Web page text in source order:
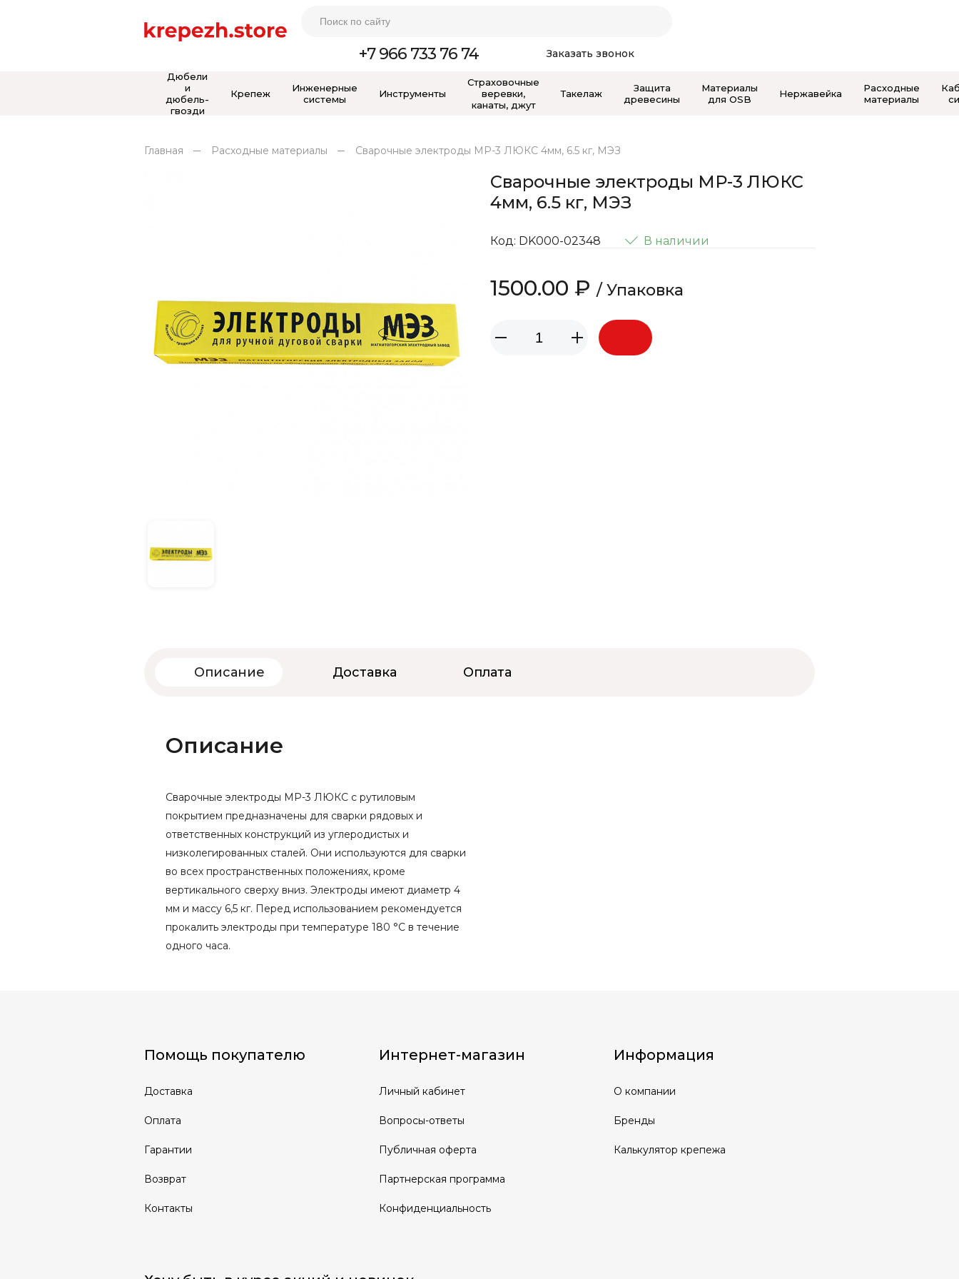
+7 966 733 76 74 Заказать звонок
Дюбели
и
дюбель-
гвозди
Крепеж
Инженерные
системы
Инструменты
Страховочные
веревки,
канаты, джут
Такелаж
Защита
древесины
Материалы
для OSB
Нержавейка
Расходные
материалы
Главная Расходные материалы Сварочные электроды МР-3 ЛЮКС 4мм, 6.5 кг, МЭЗ
Сварочные электроды МР-3 ЛЮКС
4мм, 6.5 кг, МЭЗ
Код: DK000-02348 В наличии
1500.00 ₽ / Упаковка
Описание Доставка Оплата
Описание
Сварочные электроды МР-3 ЛЮКС с рутиловым
покрытием предназначены для сварки рядовых и
ответственных конструкций из углеродистых и
низколегированных сталей. Они используются для сварки
во всех пространственных положениях, кроме
вертикального сверху вниз. Электроды имеют диаметр 4
мм и массу 6,5 кг. Перед использованием рекомендуется
прокалить электроды при температуре 180 °C в течение
одного часа.
Помощь покупателю
Доставка
Оплата
Гарантии
Возврат
Контакты
Интернет-магазин
Личный кабинет
Вопросы-ответы
Публичная оферта
Партнерская программа
Конфиденциальность
Информация
О компании
Бренды
Калькулятор крепежа